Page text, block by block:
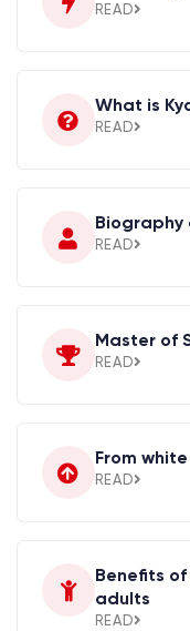
READ
What is
READ
Biography
READ
Master of
READ
From
READ
Benefits of
adults
READ